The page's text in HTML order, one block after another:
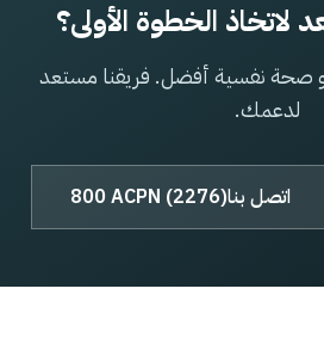
الخطوة الأولى؟
صحة نفسية أفضل. فريقنا مستعد
لدعمك.
اتصل بنا800 ACPN (2276)